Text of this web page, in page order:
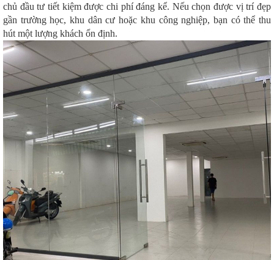
chủ đầu tư tiết kiệm được chi phí đáng kể. Nếu chọn được vị trí đẹp
gần trường học, khu dân cư hoặc khu công nghiệp, bạn có thể thu
hút một lượng khách ổn định.